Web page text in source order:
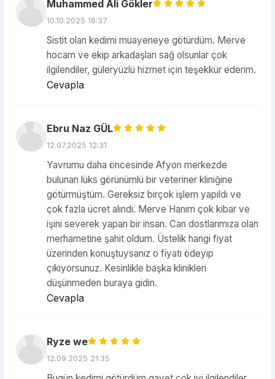
Muhammed Ali Gökler
10.10.2025 18:37
Sistit olan kedimi muayeneye götürdüm. Merve
hocam ve ekip arkadaşları sağ olsunlar çok
ilgilendiler, güleryüzlü hizmet için teşekkür ederim.
Cevapla
Ebru Naz GÜL
12.07.2025 12:31
Yavrumu daha öncesinde Afyon merkezde
bulunan lüks görünümlü bir veteriner kliniğine
götürmüştüm. Gereksiz birçok işlem yapıldı ve
çok fazla ücret alındı. Merve Hanım çok kibar ve
işini severek yapan bir insan. Can dostlarımıza olan
merhametine şahit oldum. Üstelik hangi fiyat
üzerinden konuştuysanız o fiyatı ödeyip
çıkıyorsunuz. Kesinlikle başka klinikleri
düşünmeden buraya gidin.
Cevapla
Ryze we
12.09.2025 21:35